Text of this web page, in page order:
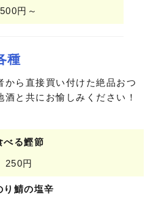
500円～
種
から直接買い付けた絶品おつ
酒と共にお愉しみください！
べる鰹節
250円
り鯖の塩辛